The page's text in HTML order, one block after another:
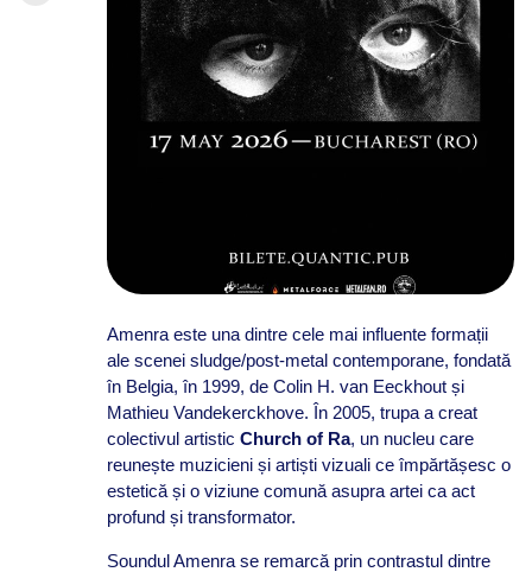
Amenra este una dintre cele mai influente formații
ale scenei sludge/post-metal contemporane, fondată
în Belgia, în 1999, de Colin H. van Eeckhout și
Mathieu Vandekerckhove. În 2005, trupa a creat
colectivul artistic Church of Ra, un nucleu care
reunește muzicieni și artiști vizuali ce împărtășesc o
estetică și o viziune comună asupra artei ca act
profund și transformator.
Soundul Amenra se remarcă prin contrastul dintre